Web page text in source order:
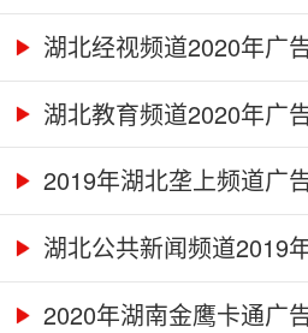
湖北经视频道2020年广
湖北教育频道2020年广
2019年湖北垄上频道广
湖北公共新闻频道2019
2020年湖南金鹰卡通广